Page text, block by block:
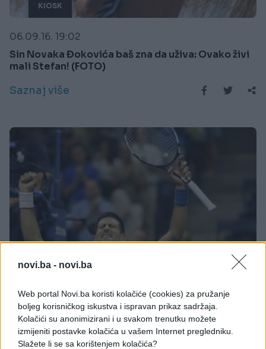
novi.ba - novi.ba
Web portal Novi.ba koristi kolačiće (cookies) za pružanje
boljeg korisničkog iskustva i ispravan prikaz sadržaja.
Kolačići su anonimizirani i u svakom trenutku možete
izmijeniti postavke kolačića u vašem Internet pregledniku.
Slažete li se sa korištenjem kolačića?
KIOSK
06.09.16. 19:02
Sin Novaka Đokovića baš zna da uživa: Ovako živi
mali Stefan! (FOTO)
Saznaj više
05.09.16. 08:33
Đoković pregazio Britanca za plasman u
četvrtfinale US Opena